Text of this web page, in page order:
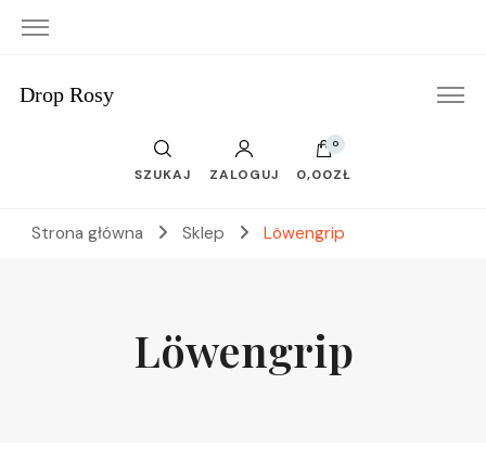
Drop Rosy
SZUKAJ ZALOGUJ
0
0,00ZŁ
Strona główna Sklep Löwengrip
Löwengrip